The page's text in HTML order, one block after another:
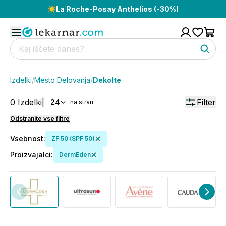
☀️La Roche-Posay Anthelios (-30%)
Izdelki/Mesto Delovanja/Dekolte
0 Izdelki 24 na stran Filter
Odstranite vse filtre
Vsebnost: ZF 50 (SPF 50)
Proizvajalci: DermEden